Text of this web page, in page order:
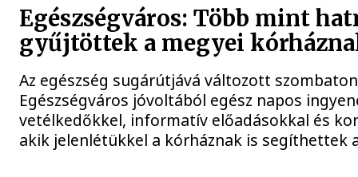
Egészségváros: Több mint
gyűjtöttek a megyei
Az egészség sugárútjává változott
Egészségváros jóvoltából egész napos
vetélkedőkkel, informatív előadásokkal és
akik jelenlétükkel a kórháznak is segíthettek